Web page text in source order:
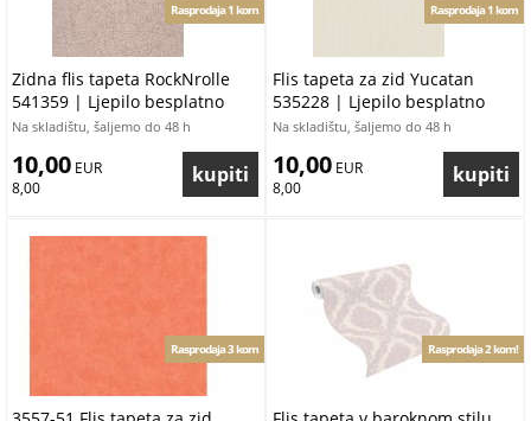
Zidna flis tapeta RockNrolle
541359 | Ljepilo besplatno
Rasprodaja 1 kom
Na skladištu, šaljemo do 48 h
10,00 EUR
8,00
Flis tapeta za zid Yucatan
535228 | Ljepilo besplatno
Rasprodaja 1 kom
Na skladištu, šaljemo do 48 h
10,00 EUR
8,00
Rasprodaja 3 kom Rasprodaja 2 kom!